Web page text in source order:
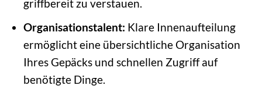
griffbereit zu verstauen.
Organisationstalent: Klare Innenaufteilung
ermöglicht eine übersichtliche Organisation
Ihres Gepäcks und schnellen Zugriff auf
benötigte Dinge.